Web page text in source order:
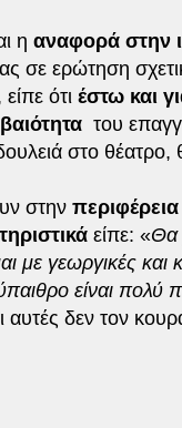
η αναφορά στην
σε ερώτηση
ότι έστω και
του
στο
στην περιφέρεια
είπε: «Θα
γεωργικές και
είναι πολύ
αυτές δεν τον